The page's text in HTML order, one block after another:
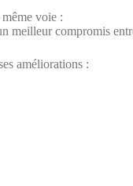
voie :
meilleur compromis
améliorations :